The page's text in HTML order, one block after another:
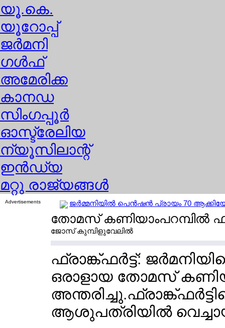
യൂ.കെ.
യൂറോപ്പ്
ജര്‍മനി
ഗള്‍ഫ്
അമേരിക്ക
കാനഡ
സിംഗപ്പൂര്‍
ഓസ്ട്രേലിയ
ന്യൂസിലാന്റ്
ഇന്‍ഡ്യ
മറ്റു രാജ്യങ്ങള്‍
Advertisements ജര്‍മ്മനിയില്‍ പെന്‍ഷന്‍ പ്രായം 70
തോമസ് കണിയാംപറമ്പില്‍
ജോസ് കുമ്പിളുവേലില്‍
ഫ്രാങ്ക്ഫര്‍ട്ട്:
ഒരാളായ തോമസ്
ആശുപത്രിയില്‍